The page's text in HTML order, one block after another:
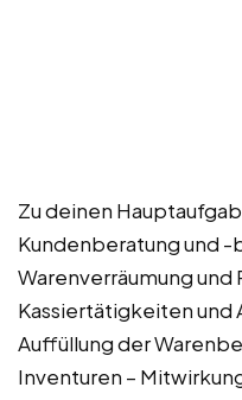
Zu deinen
Kundenberatung und -
Warenverräumung und
Kassiertätigkeiten und
Auffüllung der
Inventuren –